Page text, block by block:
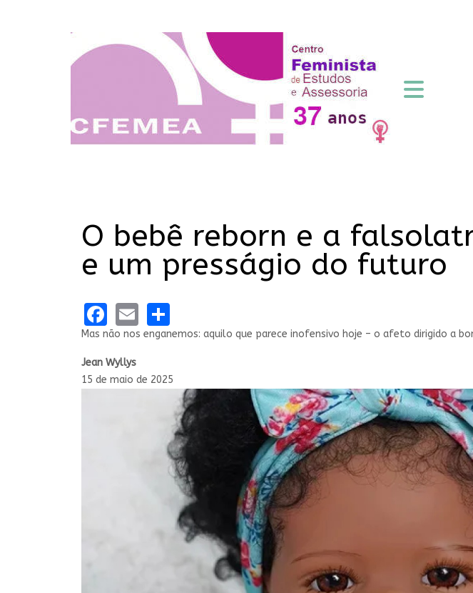
O bebê reborn e a
e um presságio do futuro
Facebook
Email
Mas não nos enganemos: aquilo que parece inofensivo hoje – o afeto dirigido a
Jean Wyllys
15 de maio de 2025